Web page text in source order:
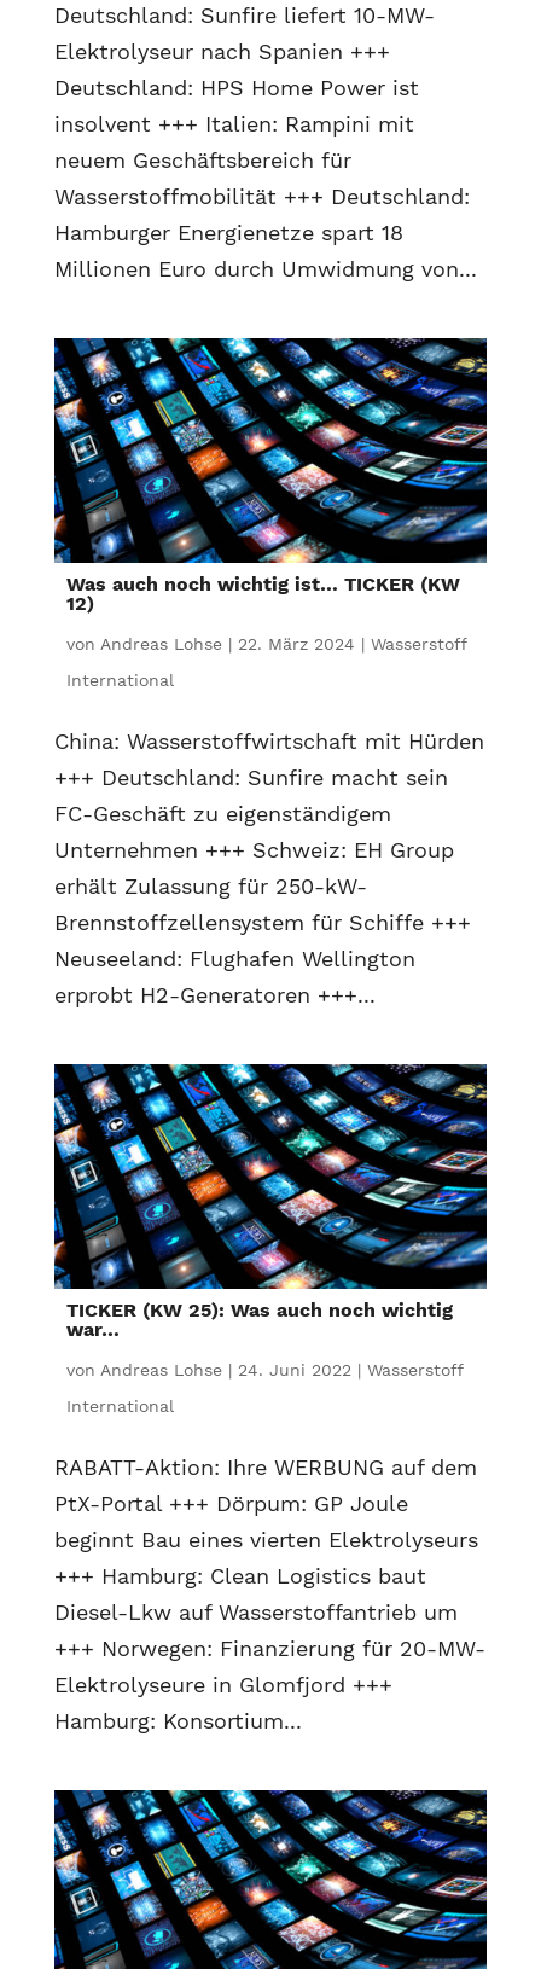
Deutschland: Sunfire liefert 10-MW-
Elektrolyseur nach Spanien +++
Deutschland: HPS Home Power ist
insolvent +++ Italien: Rampini mit
neuem Geschäftsbereich für
Wasserstoffmobilität +++ Deutschland:
Hamburger Energienetze spart 18
Millionen Euro durch Umwidmung von...
Was auch noch wichtig ist… TICKER (KW
12)
von Andreas Lohse| 22. März 2024 | Wasserstoff
International
China: Wasserstoffwirtschaft mit Hürden
+++ Deutschland: Sunfire macht sein
FC-Geschäft zu eigenständigem
Unternehmen +++ Schweiz: EH Group
erhält Zulassung für 250-kW-
Brennstoffzellensystem für Schiffe +++
Neuseeland: Flughafen Wellington
erprobt H2-Generatoren +++...
TICKER (KW 25): Was auch noch wichtig
war…
von Andreas Lohse| 24. Juni 2022 | Wasserstoff
International
RABATT-Aktion: Ihre WERBUNG auf dem
PtX-Portal +++ Dörpum: GP Joule
beginnt Bau eines vierten Elektrolyseurs
+++ Hamburg: Clean Logistics baut
Diesel-Lkw auf Wasserstoffantrieb um
+++ Norwegen: Finanzierung für 20-MW-
Elektrolyseure in Glomfjord +++
Hamburg: Konsortium...